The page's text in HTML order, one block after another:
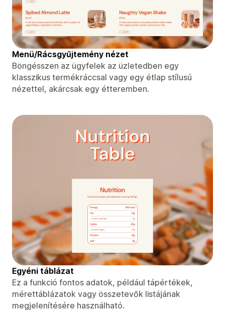
Menü/Rácsgyűjtemény nézet
Böngésszen az ügyfelek az üzletedben egy
klasszikus termékráccsal vagy egy étlap stílusú
nézettel, akárcsak egy étteremben.
Egyéni táblázat
Ez a funkció fontos adatok, például tápértékek,
mérettáblázatok vagy összetevők listájának
megjelenítésére használható.